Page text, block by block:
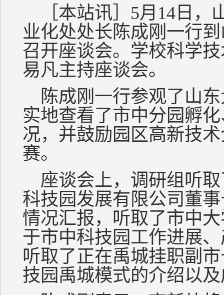
［本站讯］5月14日，
业化处处长陈成刚一行
召开座谈会。学校科学
易凡主持座谈会。
陈成刚一行参观了山东
实地查看了市中分园孵
况，并鼓励园区高新技
赛。
座谈会上，调研组听取
科技园发展有限公司董
情况汇报，听取了市中
于市中科技园工作进展
听取了正在禹城挂职副
技园禹城模式的介绍以